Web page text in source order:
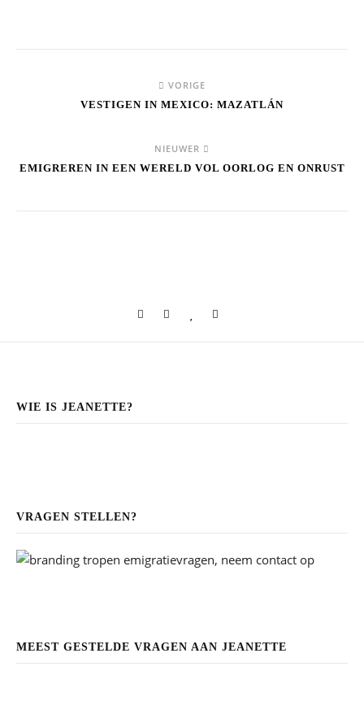
VORIGE
VESTIGEN IN MEXICO: MAZATLÁN
NIEUWER
EMIGREREN IN EEN WERELD VOL OORLOG EN ONRUST
WIE IS JEANETTE?
VRAGEN STELLEN?
MEEST GESTELDE VRAGEN AAN JEANETTE